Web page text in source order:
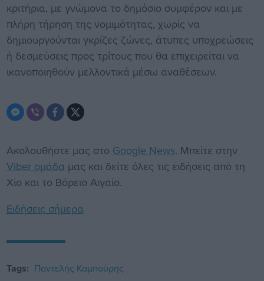
κριτήρια, με γνώμονα το δημόσιο συμφέρον και με
πλήρη τήρηση της νομιμότητας, χωρίς να
δημιουργούνται γκρίζες ζώνες, άτυπες υποχρεώσεις
ή δεσμεύσεις προς τρίτους που θα επιχειρείται να
ικανοποιηθούν μελλοντικά μέσω αναθέσεων.
Ακολουθήστε μας στο Google News. Μπείτε στην
Viber ομάδα μας και δείτε όλες τις ειδήσεις από τη
Χίο και το Βόρειο Αιγαίο.
Ειδήσεις σήμερα
Tags: Παντελής Καμπούρης